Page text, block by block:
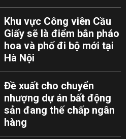
Khu vực Công viên Cầu
Giấy sẽ là điểm bắn pháo
hoa và phố đi bộ mới tại
Hà Nội
Đề xuất cho chuyển
nhượng dự án bất động
sản đang thế chấp ngân
hàng